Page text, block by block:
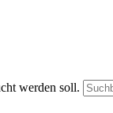
werden soll.